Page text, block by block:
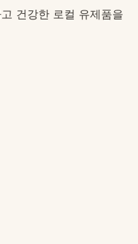
건강한 로컬 유제품을